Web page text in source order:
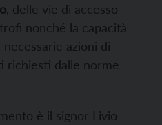
, delle vie di accesso
nonché la capacità
azioni di
richiesti dalle norme
è il signor Livio